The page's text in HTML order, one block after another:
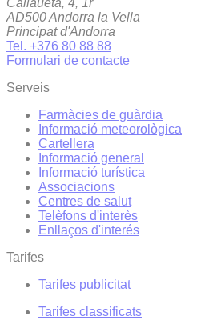
Callaueta, 4, 1r
AD500 Andorra la Vella
Principat d'Andorra
Tel. +376 80 88 88
Formulari de contacte
Serveis
Farmàcies de guàrdia
Informació meteorològica
Cartellera
Informació general
Informació turística
Associacions
Centres de salut
Telèfons d'interès
Enllaços d'interés
Tarifes
Tarifes publicitat
Tarifes classificats